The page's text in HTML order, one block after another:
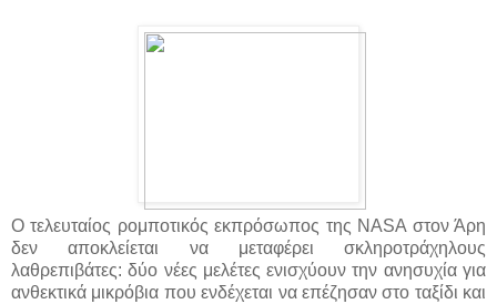
Ο τελευταίος ρομποτικός εκπρόσωπος της NASA στον Άρη
δεν αποκλείεται να μεταφέρει σκληροτράχηλους
λαθρεπιβάτες: δύο νέες μελέτες ενισχύουν την ανησυχία για
ανθεκτικά μικρόβια που ενδέχεται να επέζησαν στο ταξίδι και